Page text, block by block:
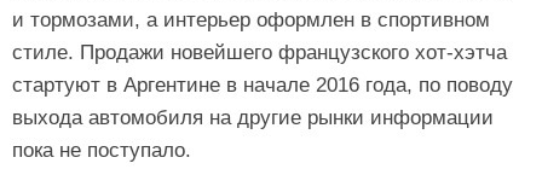
и тормозами, а интерьер оформлен в спортивном
стиле. Продажи новейшего французского хот-хэтча
стартуют в Аргентине в начале 2016 года, по поводу
выхода автомобиля на другие рынки информации
пока не поступало.